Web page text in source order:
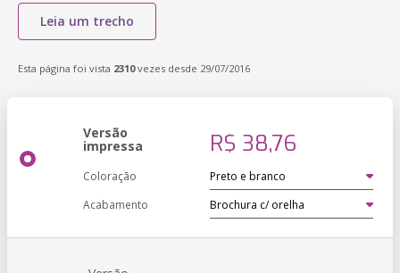
Leia um trecho
Esta página foi vista 2310vezes desde 29/07/2016
Versão
impressa R$ 38,76
Coloração
Acabamento